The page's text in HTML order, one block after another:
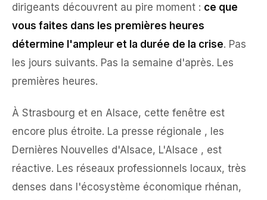
dirigeants découvrent au pire moment : ce que
vous faites dans les premières heures
détermine l'ampleur et la durée de la crise. Pas
les jours suivants. Pas la semaine d'après. Les
premières heures.
À Strasbourg et en Alsace, cette fenêtre est
encore plus étroite. La presse régionale , les
Dernières Nouvelles d'Alsace, L'Alsace , est
réactive. Les réseaux professionnels locaux, très
denses dans l'écosystème économique rhénan,